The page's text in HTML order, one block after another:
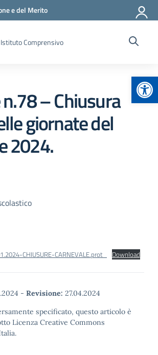
e del Merito
Comprensivo
– Chiusura
giornate del
2024.
CHIUSURE-CARNEVALE.prot_ Download
- Revisione: 27.04.2024
specificato, questo articolo è
Licenza Creative Commons